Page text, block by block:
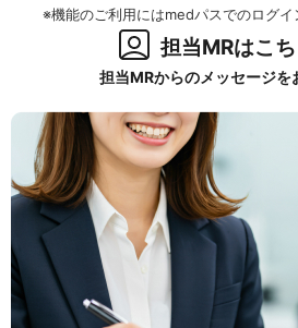
※機能のご利用にはmedパスでのログイ
担当MRはこ
担当MRからのメッセージを